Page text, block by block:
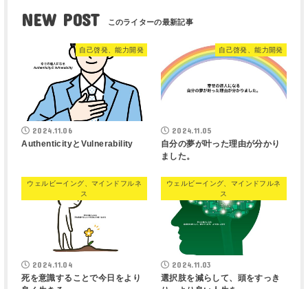
NEW POST
自己啓発、能力開発
2024.11.06
AuthenticityとVulnerability
自己啓発、能力開発
2024.11.05
自分の夢が叶った理由が分かり
ました。
ウェルビーイング、マインドフルネ
ス
2024.11.04
死を意識することで今日をより
ウェルビーイング、マインドフルネ
ス
2024.11.03
選択肢を減らして、頭をすっき